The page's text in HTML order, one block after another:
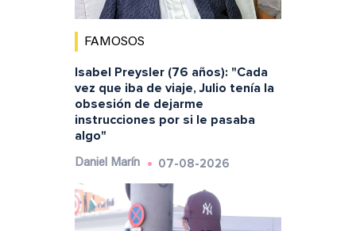
FAMOSOS
Isabel Preysler (76 años): "Cada
vez que iba de viaje, Julio tenía la
obsesión de dejarme
instrucciones por si le pasaba
algo"
Daniel Marín 07-08-2026